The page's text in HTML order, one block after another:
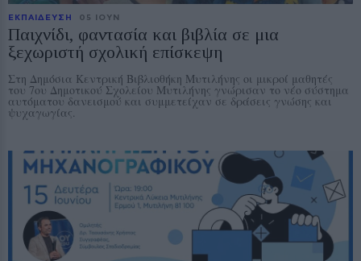
ΕΚΠΑΙΔΕΥΣΗ 05 ΙΟΥΝ
Παιχνίδι, φαντασία και βιβλία σε μια
ξεχωριστή σχολική επίσκεψη
Στη Δημόσια Κεντρική Βιβλιοθήκη Μυτιλήνης οι μικροί μαθητές
του 7ου Δημοτικού Σχολείου Μυτιλήνης γνώρισαν το νέο σύστημα
αυτόματου δανεισμού και συμμετείχαν σε δράσεις γνώσης και
ψυχαγωγίας.